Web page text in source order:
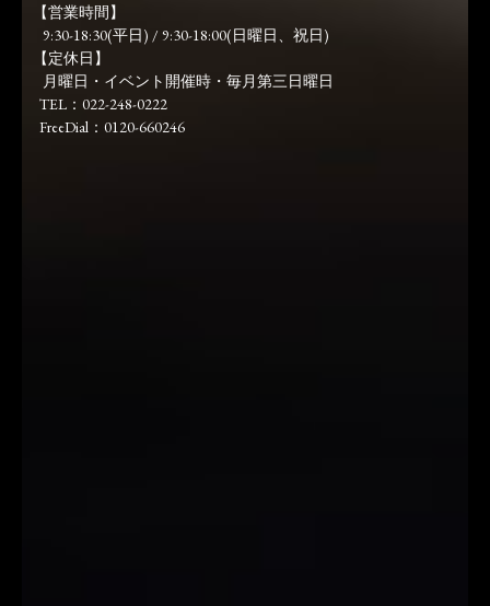
【営業時間】
9:30-18:30(平日) / 9:30-18:00(日曜日、祝日)
【定休日】
月曜日・イベント開催時・毎月第三日曜日
TEL：022-248-0222
FreeDial：0120-660246